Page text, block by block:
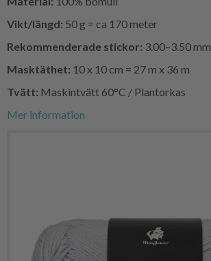
Vikt/längd: 50 g = ca 170 meter
Rekommenderade stickor: 3.00–3.50 mm
Masktäthet: 10 x 10 cm = 27 m x 36 m
Tvätt: Maskintvätt 60°C / Plantorkas
Mer information